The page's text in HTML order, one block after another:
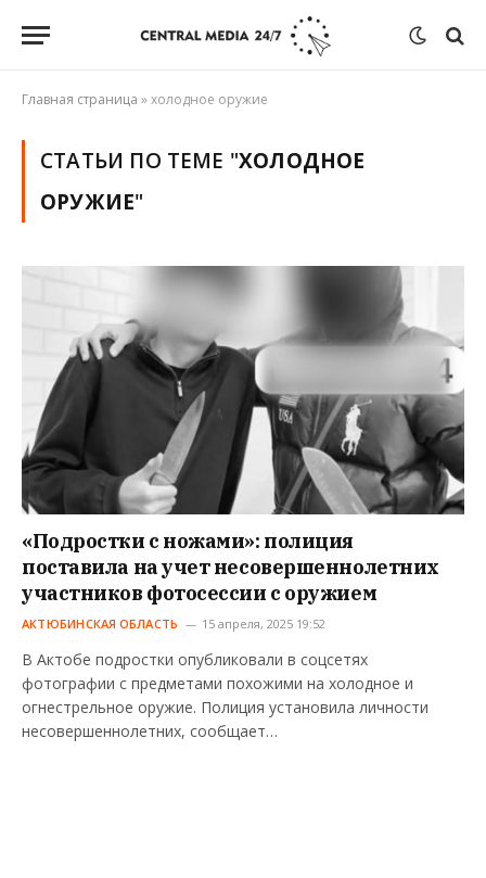
Главная страница »холодное оружие
СТАТЬИ ПО ТЕМЕ "ХОЛОДНОЕ
ОРУЖИЕ"
«Подростки с ножами»: полиция
поставила на учет несовершеннолетних
участников фотосессии с оружием
АКТЮБИНСКАЯ ОБЛАСТЬ 15 апреля, 2025 19:52
В Актобе подростки опубликовали в соцсетях
фотографии с предметами похожими на холодное и
огнестрельное оружие. Полиция установила личности
несовершеннолетних, сообщает…